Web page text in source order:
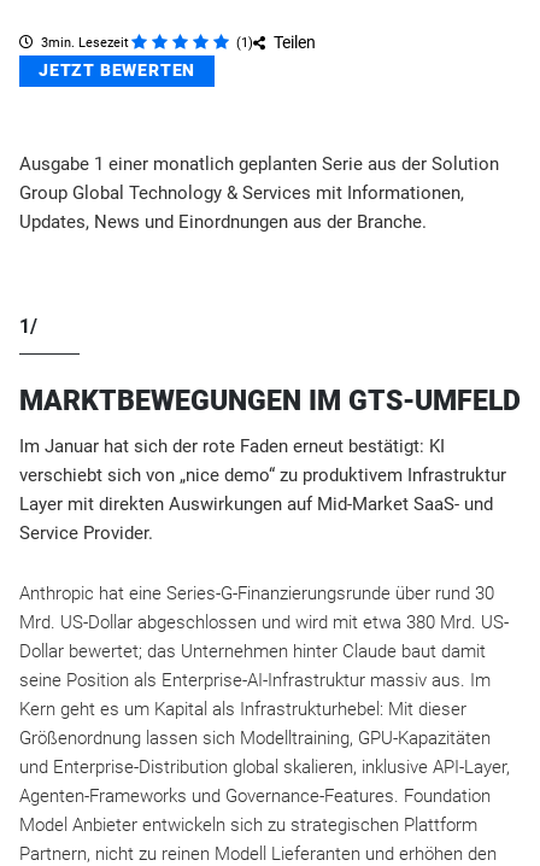
3min. Lesezeit (1)
Teilen
JETZT BEWERTEN
Ausgabe 1 einer monatlich geplanten Serie aus der Solution
Group Global Technology & Services mit Informationen,
Updates, News und Einordnungen aus der Branche.
1/
MARKTBEWEGUNGEN IM GTS-UMFELD
Im Januar hat sich der rote Faden erneut bestätigt: KI
verschiebt sich von „nice demo“ zu produktivem Infrastruktur
Layer mit direkten Auswirkungen auf Mid-Market SaaS- und
Service Provider.​
Anthropic hat eine Series-G-Finanzierungsrunde über rund 30
Mrd. US-Dollar abgeschlossen und wird mit etwa 380 Mrd. US-
Dollar bewertet; das Unternehmen hinter Claude baut damit
seine Position als Enterprise-AI-Infrastruktur massiv aus. Im
Kern geht es um Kapital als Infrastrukturhebel: Mit dieser
Größenordnung lassen sich Modelltraining, GPU-Kapazitäten
und Enterprise-Distribution global skalieren, inklusive API-Layer,
Agenten-Frameworks und Governance-Features. Foundation
Model Anbieter entwickeln sich zu strategischen Plattform
Partnern, nicht zu reinen Modell Lieferanten und erhöhen den